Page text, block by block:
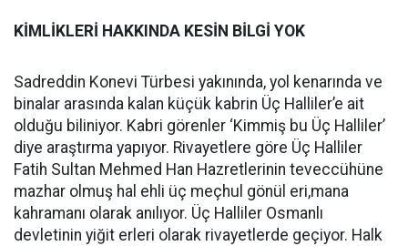
KİMLİKLERİ HAKKINDA KESİN BİLGİ YOK
Sadreddin Konevi Türbesi yakınında, yol kenarında ve
binalar arasında kalan küçük kabrin Üç Halliler’e ait
olduğu biliniyor. Kabri görenler ‘Kimmiş bu Üç Halliler’
diye araştırma yapıyor. Rivayetlere göre Üç Halliler
Fatih Sultan Mehmed Han Hazretlerinin teveccühüne
mazhar olmuş hal ehli üç meçhul gönül eri,mana
kahramanı olarak anılıyor. Üç Halliler Osmanlı
devletinin yiğit erleri olarak rivayetlerde geçiyor. Halk